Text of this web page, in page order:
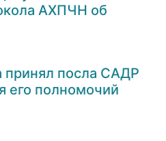
АХПЧН об
посла САДР
его полномочий